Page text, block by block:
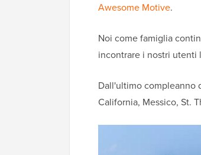
Awesome Motive.
Noi come famiglia
incontrare i nostri utenti
Dall'ultimo compleanno
California, Messico, St.